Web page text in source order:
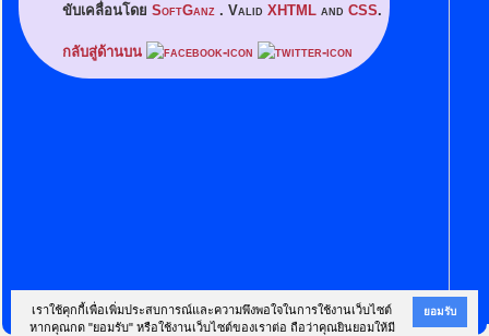
เราใช้คุกกี้เพื่อเพิ่มประสบการณ์และความพึงพอใจในการใช้งานเว็บไซต์
หากคุณกด "ยอมรับ" หรือใช้งานเว็บไซต์ของเราต่อ ถือว่าคุณยินยอมให้มี
ยอมรับ
ขับเคลื่อนโดย SoftGanz . Valid XHTML and CSS.
กลับสู่ด้านบน